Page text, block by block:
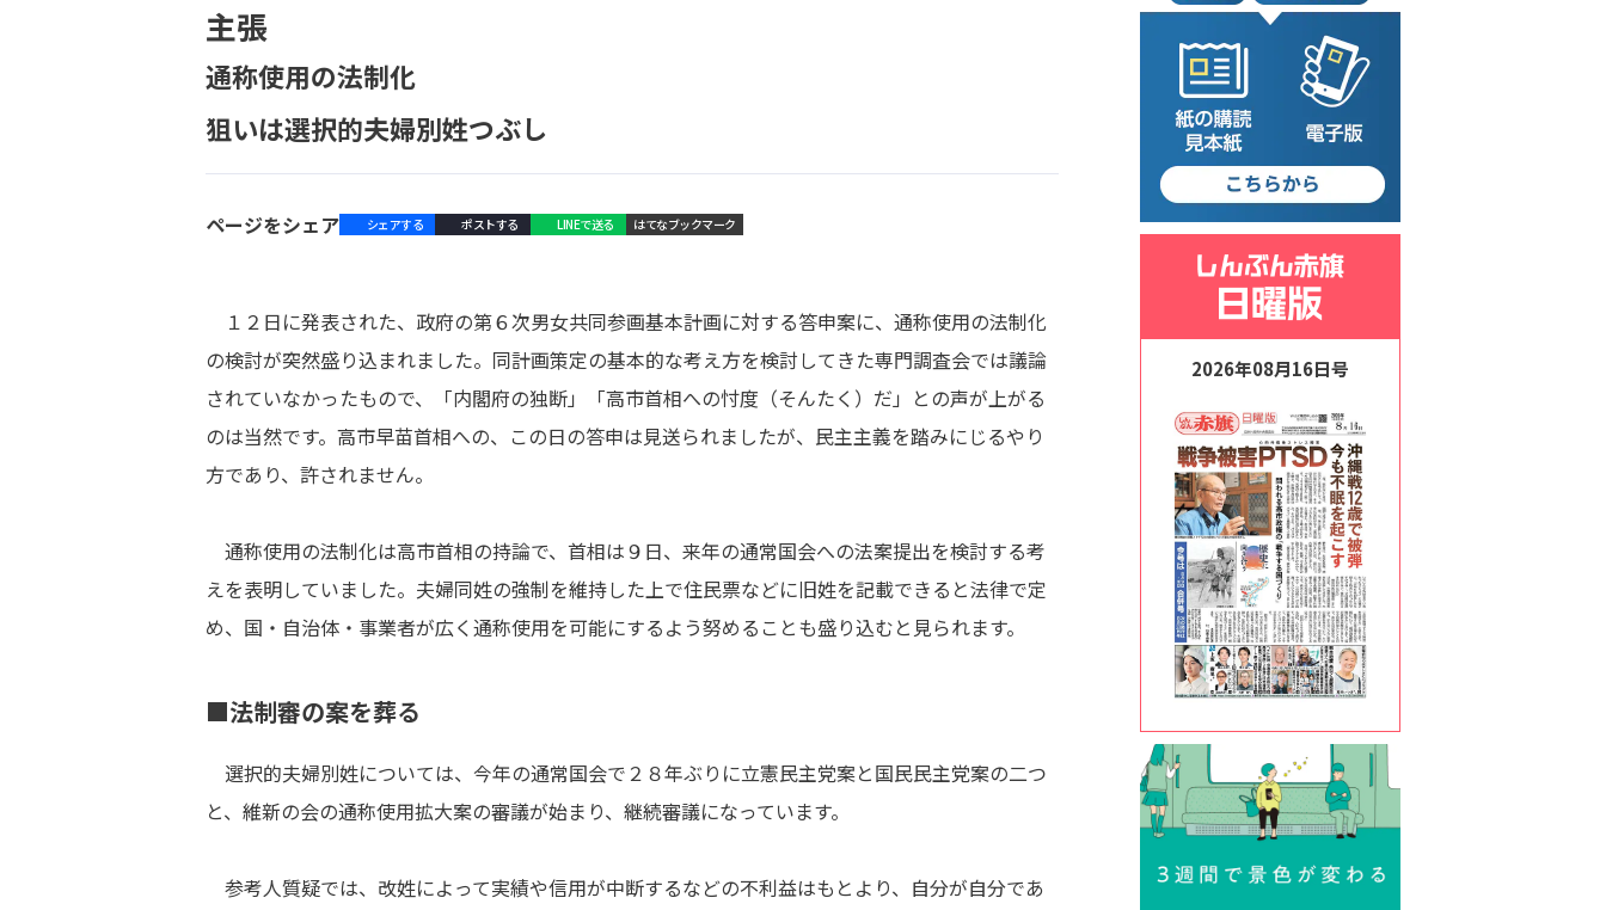
主張
通称使用の法制化
狙いは選択的夫婦別姓つぶし
ページをシェア シェアする ポストする LINEで送る はてなブックマーク
１２日に発表された、政府の第６次男女共同参画基本計画に対する答申案に、通称使用の法制化
の検討が突然盛り込まれました。同計画策定の基本的な考え方を検討してきた専門調査会では議論
されていなかったもので、「内閣府の独断」「高市首相への忖度（そんたく）だ」との声が上がる
のは当然です。高市早苗首相への、この日の答申は見送られましたが、民主主義を踏みにじるやり
方であり、許されません。
通称使用の法制化は高市首相の持論で、首相は９日、来年の通常国会への法案提出を検討する考
えを表明していました。夫婦同姓の強制を維持した上で住民票などに旧姓を記載できると法律で定
め、国・自治体・事業者が広く通称使用を可能にするよう努めることも盛り込むと見られます。
■法制審の案を葬る
選択的夫婦別姓については、今年の通常国会で２８年ぶりに立憲民主党案と国民民主党案の二つ
と、維新の会の通称使用拡大案の審議が始まり、継続審議になっています。
参考人質疑では、改姓によって実績や信用が中断するなどの不利益はもとより、自分が自分であ
2026年08月16日号